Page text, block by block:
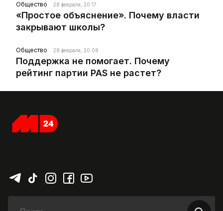
Общество 28 февраля, 20:17
«Простое объяснение». Почему власти
закрывают школы?
Общество 28 февраля, 20:08
Поддержка не помогает. Почему
рейтинг партии PAS не растет?